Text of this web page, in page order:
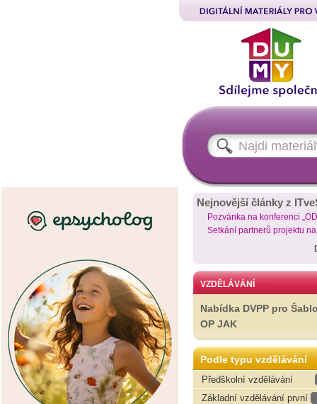
Nejnovější články z
Pozvánka na konferenci
Setkání partnerů projektu
VZDĚLÁVÁNÍ
Nabídka DVPP pro
OP JAK
Podle typu vzdělávání
Předškolní vzdělávání
Základní vzdělávání první